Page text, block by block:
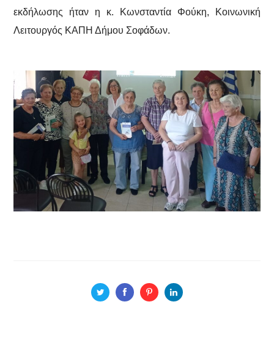
εκδήλωσης ήταν η κ. Κωνσταντία Φούκη, Κοινωνική
Λειτουργός ΚΑΠΗ Δήμου Σοφάδων.